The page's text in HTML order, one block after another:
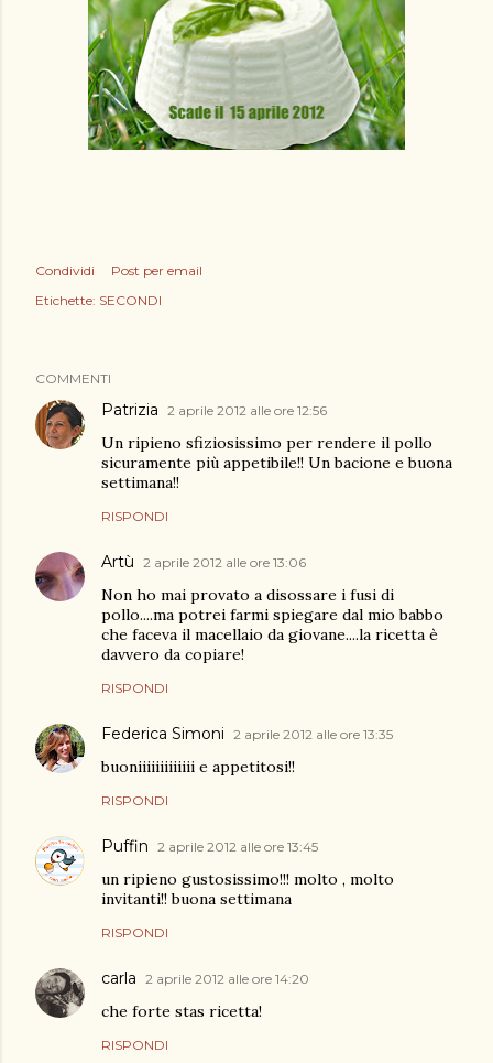
Condividi
Post per email
Etichette: SECONDI
COMMENTI
Patrizia 2 aprile 2012 alle ore 12:56
Un ripieno sfiziosissimo per rendere il pollo
sicuramente più appetibile!! Un bacione e buona
settimana!!
RISPONDI
Artù 2 aprile 2012 alle ore 13:06
Non ho mai provato a disossare i fusi di
pollo....ma potrei farmi spiegare dal mio babbo
che faceva il macellaio da giovane....la ricetta è
davvero da copiare!
RISPONDI
Federica Simoni 2 aprile 2012 alle ore 13:35
buoniiiiiiiiiiiii e appetitosi!!
RISPONDI
Puffin 2 aprile 2012 alle ore 13:45
un ripieno gustosissimo!!! molto , molto
invitanti!! buona settimana
RISPONDI
carla 2 aprile 2012 alle ore 14:20
che forte stas ricetta!
RISPONDI